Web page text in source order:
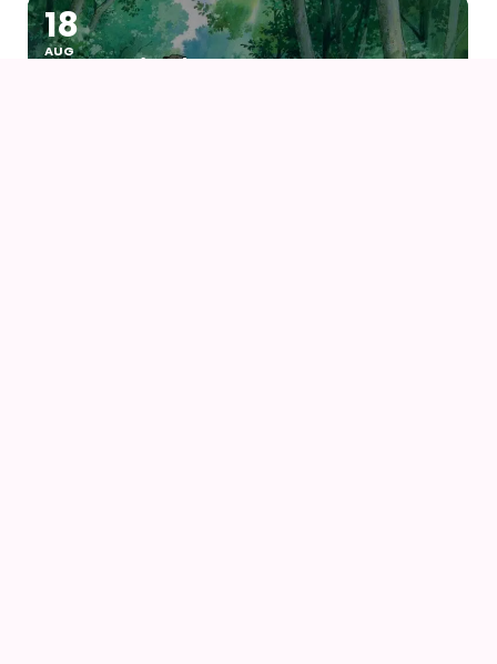
18
AUG
POM POKO (1994) AF ISAO TAKAHATA – WITH UK